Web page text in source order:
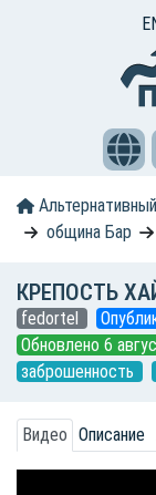
община Бар
КРЕПОСТЬ
fedortel
Обновлено 6
заброшенность
Видео Описание